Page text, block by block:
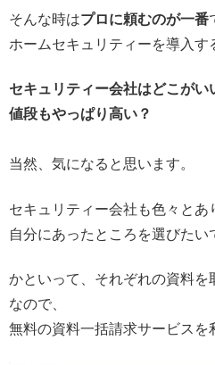
そんな時はプロに頼むのが一番
ホームセキュリティーを導入す
セキュリティー会社はどこがい
値段もやっぱり高い？
当然、気になると思います。
セキュリティー会社も色々とあ
自分にあったところを選びたい
かといって、それぞれの資料
なので、
無料の資料一括請求サービス を